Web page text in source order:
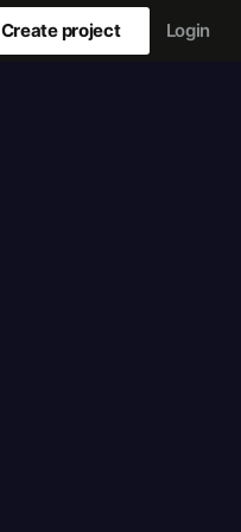
Create project Login